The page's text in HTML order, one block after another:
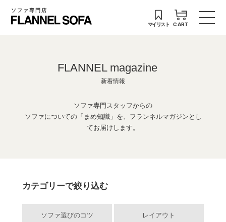
ソファ専門店
マイリスト CART
FLANNEL magazine
新着情報
ソファ専門スタッフからの
ソファについての「まめ知識」を、フランネルマガジンとし
てお届けします。
カテゴリーで絞り込む
ソファ選びのコツ レイアウト